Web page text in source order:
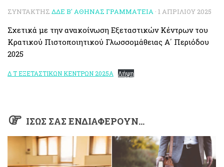
ΣΥΝΤΆΚΤΗΣ ΔΔΕ Β' ΑΘΉΝΑΣ ΓΡΑΜΜΑΤΕΊΑ · 1 ΑΠΡΙΛΊΟΥ 2025
Σχετικά με την ανακοίνωση Εξεταστικών Κέντρων του
Κρατικού Πιστοποιητικού Γλωσσομάθειας Α΄ Περιόδου
2025
Δ Τ ΕΞΕΤΑΣΤΙΚΩΝ ΚΕΝΤΡΩΝ 2025Α Λήψη
ΊΣΩΣ ΣΑΣ ΕΝΔΙΑΦΈΡΟΥΝ…